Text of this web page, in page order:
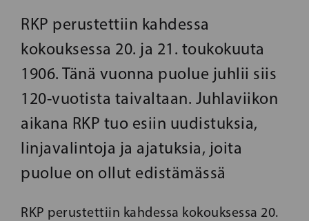
RKP perustettiin kahdessa
kokouksessa 20. ja 21. toukokuuta
1906. Tänä vuonna puolue juhlii siis
120-vuotista taivaltaan. Juhlaviikon
aikana RKP tuo esiin uudistuksia,
linjavalintoja ja ajatuksia, joita
puolue on ollut edistämässä
RKP perustettiin kahdessa kokouksessa 20.